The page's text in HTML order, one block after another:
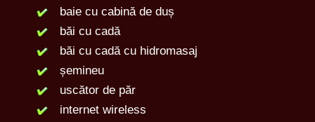
baie cu cabină de duș
băi cu cadă
băi cu cadă cu hidromasaj
șemineu
uscător de păr
internet wireless